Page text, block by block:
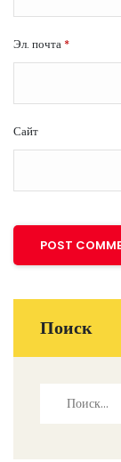
Эл. почта *
Сайт
Поиск